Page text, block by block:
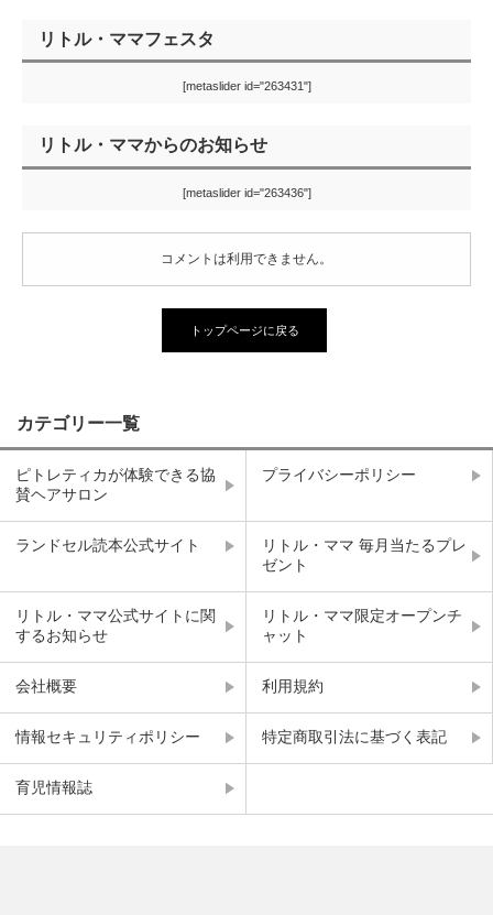
リトル・ママフェスタ
[metaslider id="263431"]
リトル・ママからのお知らせ
[metaslider id="263436"]
コメントは利用できません。
トップページに戻る
カテゴリー一覧
ピトレティカが体験できる協
賛ヘアサロン
プライバシーポリシー
ランドセル読本公式サイト
リトル・ママ 毎月当たるプレ
ゼント
リトル・ママ公式サイトに関
するお知らせ
リトル・ママ限定オープンチ
ャット
会社概要 利用規約
情報セキュリティポリシー 特定商取引法に基づく表記
育児情報誌